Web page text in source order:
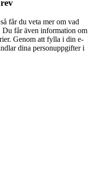
får du veta mer om vad
Du får även information om
Genom att fylla i din e-
dina personuppgifter i